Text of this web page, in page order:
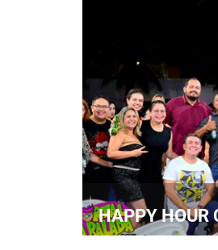
HAPPY HOUR